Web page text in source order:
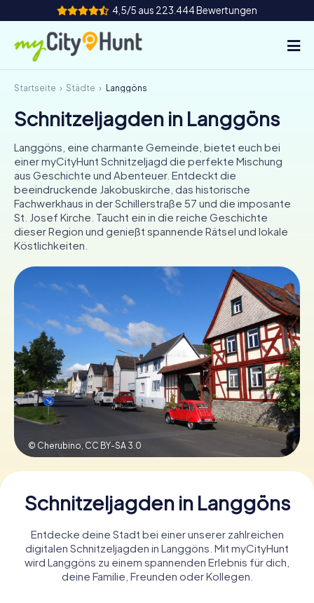
4,5/5 aus 223.444 Bewertungen
So funktioniert's
Städte
Touren
Teamevent
Tickets
UK
IE
NL
Tickets buchen
Gutscheine bestellen
Startseite Städte Langgöns
Schnitzeljagden in Langgöns
Langgöns, eine charmante Gemeinde, bietet euch bei
einer myCityHunt Schnitzeljagd die perfekte Mischung
aus Geschichte und Abenteuer. Entdeckt die
beeindruckende Jakobuskirche, das historische
Fachwerkhaus in der Schillerstraße 57 und die imposante
St. Josef Kirche. Taucht ein in die reiche Geschichte
dieser Region und genießt spannende Rätsel und lokale
Köstlichkeiten.
© Cherubino, CC BY-SA 3.0
Schnitzeljagden in Langgöns
Entdecke deine Stadt bei einer unserer zahlreichen
digitalen Schnitzeljagden in Langgöns. Mit myCityHunt
wird Langgöns zu einem spannenden Erlebnis für dich,
deine Familie, Freunden oder Kollegen.